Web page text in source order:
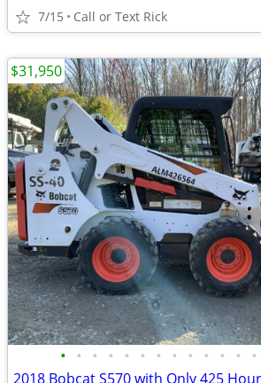
7/15 Call or Text Rick
• • • • • • • • • • • • •
2018 Bobcat S570 with Only 425
$31,950